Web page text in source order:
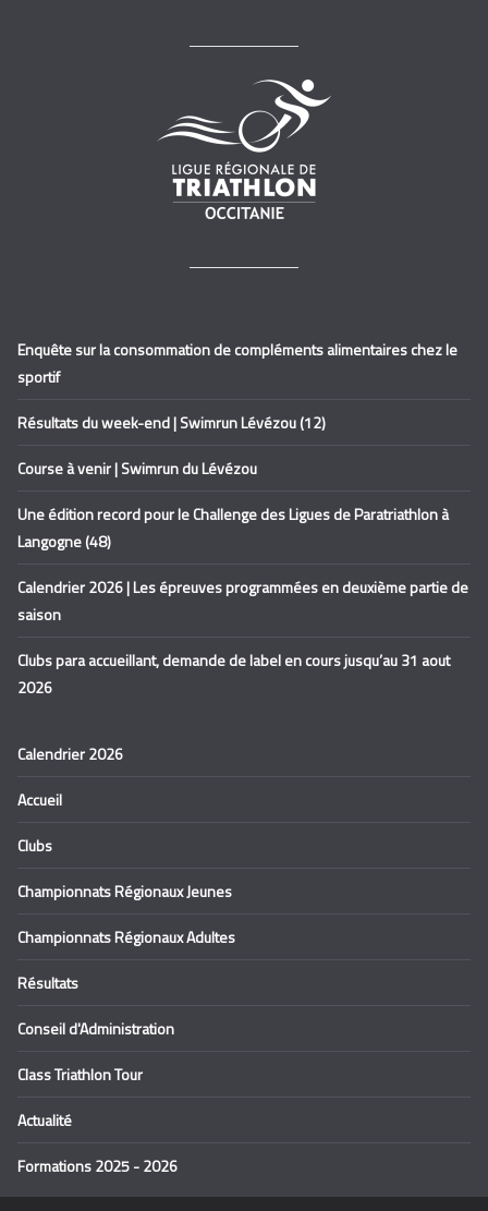
Enquête sur la consommation de compléments alimentaires chez le
sportif
Résultats du week-end | Swimrun Lévézou (12)
Course à venir | Swimrun du Lévézou
Une édition record pour le Challenge des Ligues de Paratriathlon à
Langogne (48)
Calendrier 2026 | Les épreuves programmées en deuxième partie de
saison
Clubs para accueillant, demande de label en cours jusqu’au 31 aout
2026
Calendrier 2026
Accueil
Clubs
Championnats Régionaux Jeunes
Championnats Régionaux Adultes
Résultats
Conseil d'Administration
Class Triathlon Tour
Actualité
Formations 2025 - 2026